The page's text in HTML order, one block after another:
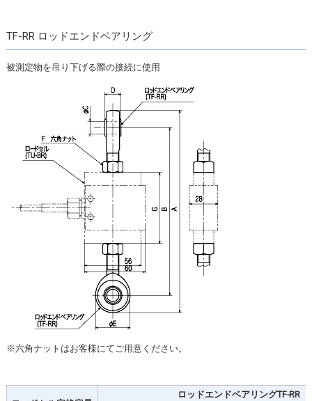
TF-RR ロッドエンドベアリング
被測定物を吊り下げる際の接続に使用
※六角ナットはお客様にてご用意ください。
ロッドエンドベアリングTF-RR